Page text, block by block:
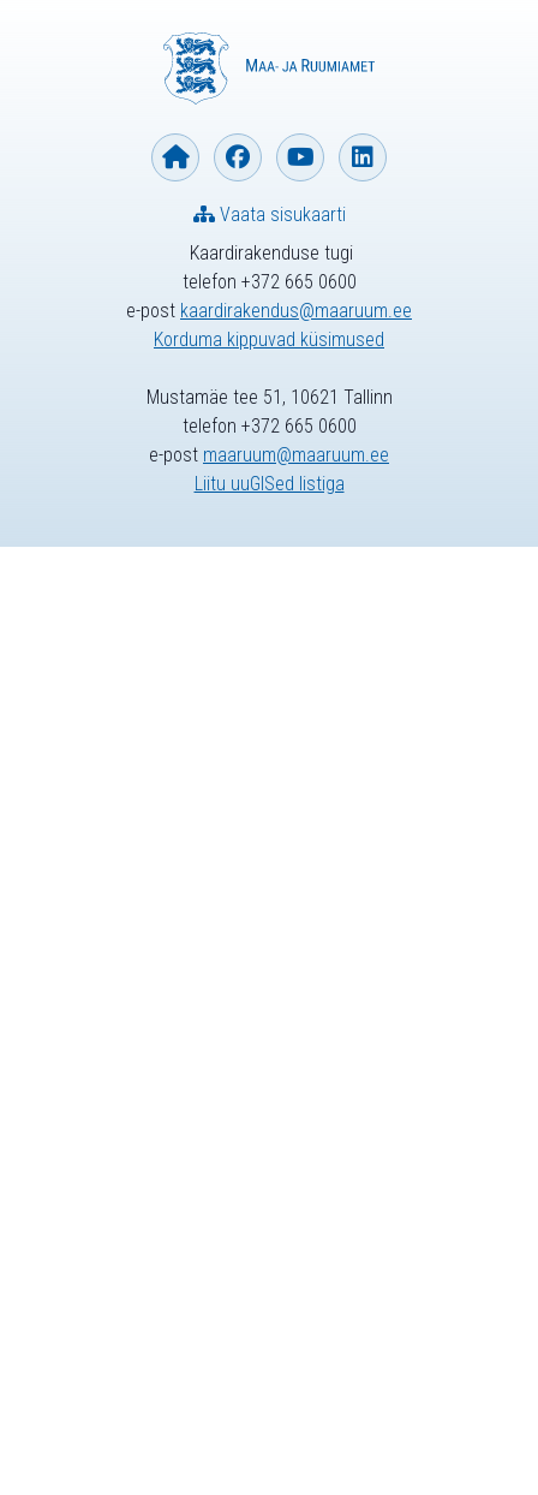
Kaardirakenduse tugi
telefon +372 665 0600
e-post kaardirakendus@maaruum.ee
Korduma kippuvad küsimused
Vaata sisukaarti
Mustamäe tee 51, 10621 Tallinn
telefon +372 665 0600
e-post maaruum@maaruum.ee
Liitu uuGISed listiga